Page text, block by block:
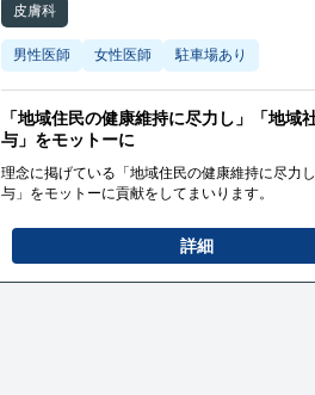
皮膚科
男性医師 女性医師 駐車場あり
「地域住民の健康維持に尽力し」「地
与」をモットーに
理念に掲げている「地域住民の健康維持に尽力
与」をモットーに貢献をしてまいります。
詳細